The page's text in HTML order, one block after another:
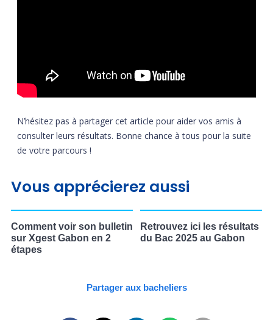
N’hésitez pas à partager cet article pour aider vos amis à
consulter leurs résultats. Bonne chance à tous pour la suite
de votre parcours !
Vous apprécierez aussi
Comment voir son bulletin
sur Xgest Gabon en 2
étapes
Retrouvez ici les résultats
du Bac 2025 au Gabon
Partager aux bacheliers